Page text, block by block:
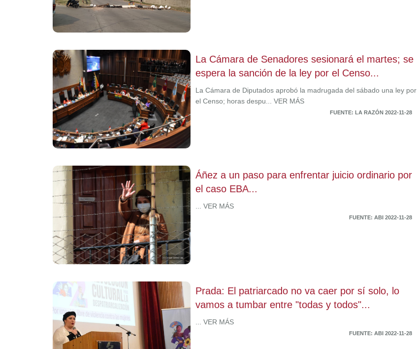
La Cámara de Senadores sesionará el martes; se
espera la sanción de la ley por el Censo...
La Cámara de Diputados aprobó la madrugada del sábado una ley por
el Censo; horas despu... VER MÁS
FUENTE: LA RAZÓN 2022-11-28
Áñez a un paso para enfrentar juicio ordinario por
el caso EBA...
... VER MÁS
FUENTE: ABI 2022-11-28
Prada: El patriarcado no va caer por sí solo, lo
vamos a tumbar entre "todas y todos"...
... VER MÁS
FUENTE: ABI 2022-11-28